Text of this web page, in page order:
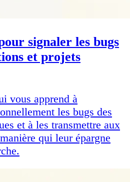
signaler les bugs
et projets
vous apprend à
les bugs des
et à les transmettre aux
qui leur épargne